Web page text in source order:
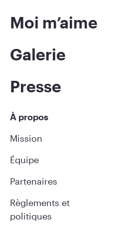
Moi m’aime
Galerie
Presse
À propos
Mission
Équipe
Partenaires
Règlements et
politiques